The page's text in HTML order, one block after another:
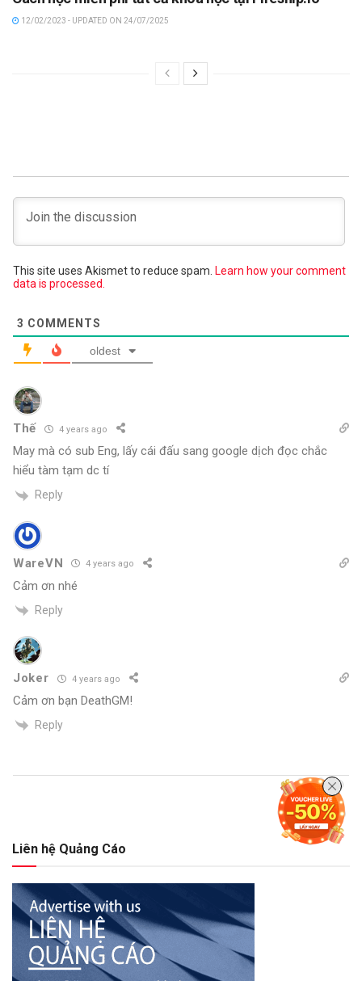
12/02/2023 - UPDATED ON 24/07/2025
This site uses Akismet to reduce spam. Learn how your comment
data is processed.
3 COMMENTS
oldest
Thế 4 years ago
May mà có sub Eng, lấy cái đấu sang google dịch đọc chắc
hiểu tàm tạm dc tí
Reply
WareVN 4 years ago
Cảm ơn nhé
Reply
Joker 4 years ago
Cảm ơn bạn DeathGM!
Reply
Liên hệ Quảng Cáo